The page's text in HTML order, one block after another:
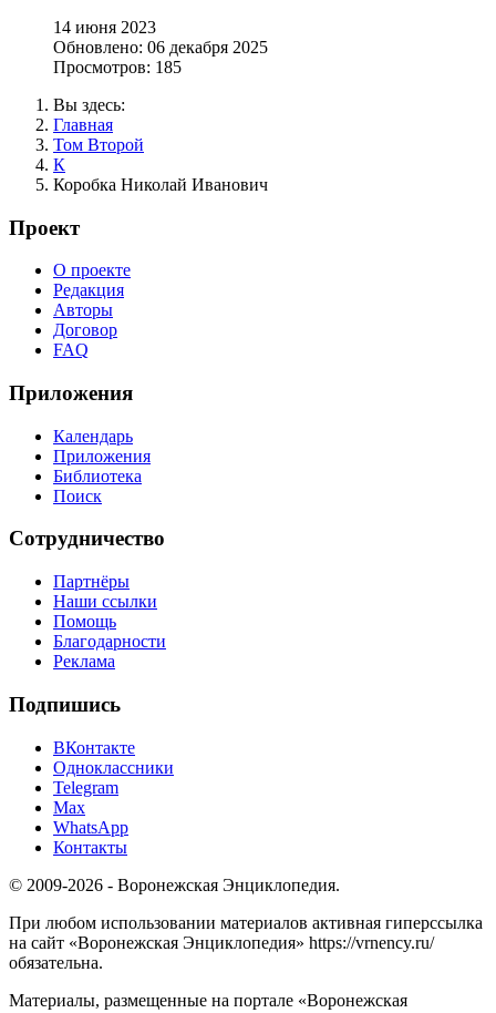
14 июня 2023
Обновлено: 06 декабря 2025
Просмотров: 185
Вы здесь:
Главная
Том Второй
К
Коробка Николай Иванович
Проект
О проекте
Редакция
Авторы
Договор
FAQ
Приложения
Календарь
Приложения
Библиотека
Поиск
Сотрудничество
Партнёры
Наши ссылки
Помощь
Благодарности
Реклама
Подпишись
ВКонтакте
Одноклассники
Telegram
Max
WhatsApp
Контакты
© 2009-2026 - Воронежская Энциклопедия.
При любом использовании материалов активная гиперссылка
на сайт «Воронежская Энциклопедия» https://vrnency.ru/
обязательна.
Материалы, размещенные на портале «Воронежская